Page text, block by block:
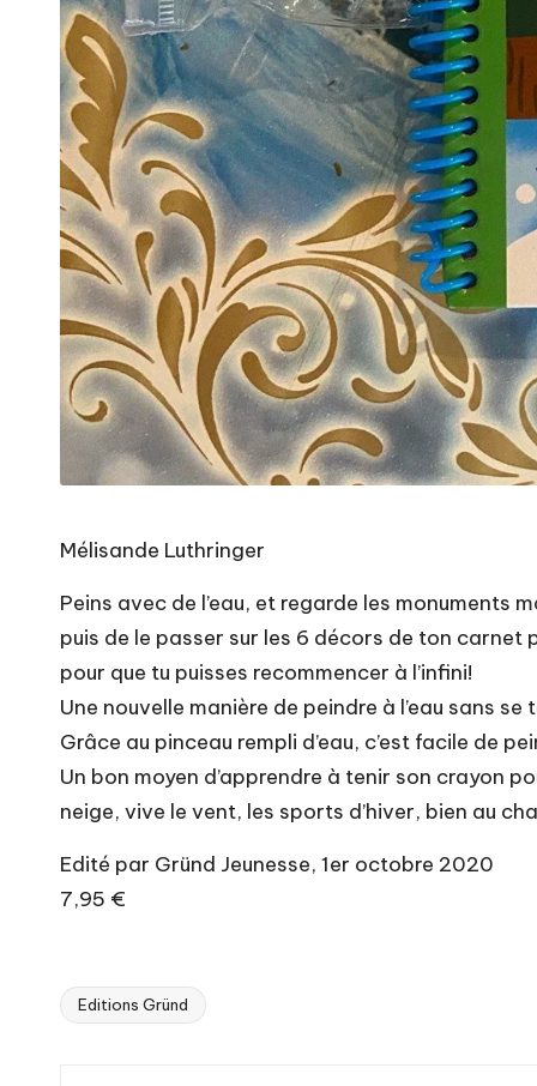
Mélisande Luthringer
Peins avec de l’eau, et regarde les monuments
puis de le passer sur les 6 décors de ton carnet
pour que tu puisses recommencer à l’infini!
Une nouvelle manière de peindre à l’eau sans se
Grâce au pinceau rempli d’eau, c’est facile de
Un bon moyen d’apprendre à tenir son crayon
neige, vive le vent, les sports d’hiver, bien au
Edité par Gründ Jeunesse, 1er octobre 2020
7,95 €
Tags:
Editions Gründ